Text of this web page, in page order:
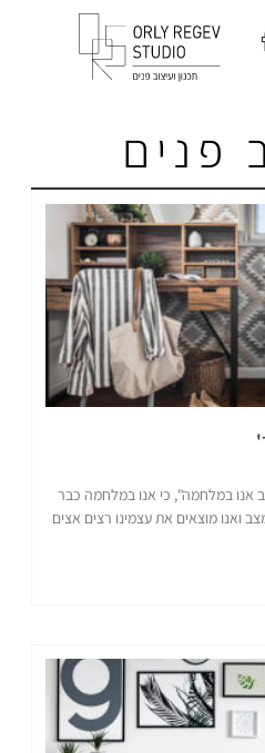
פנים
אנו במלחמה", כי אנו במלחמה כבר
ואנו מוצאים את עצמינו רצים אצים